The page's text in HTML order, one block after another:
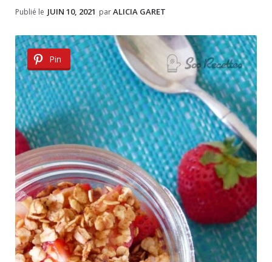
Publié le JUIN 10, 2021 parALICIA GARET
Pin